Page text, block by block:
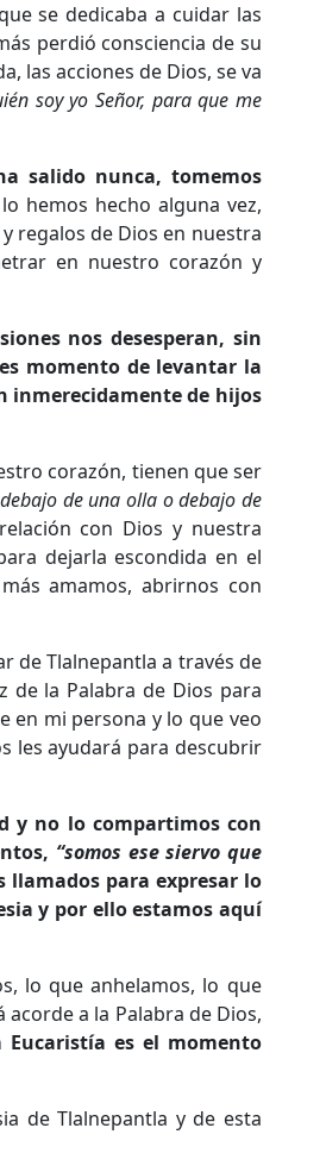
se dedicaba a cuidar las
perdió consciencia de su
las acciones de Dios, se va
soy yo Señor, para que me
salido nunca, tomemos
hemos hecho alguna vez,
regalos de Dios en nuestra
en nuestro corazón y
nos desesperan, sin
momento de levantar la
inmerecidamente de hijos
corazón, tienen que ser
de una olla o debajo de
con Dios y nuestra
dejarla escondida en el
amamos, abrirnos con
de Tlalnepantla a través de
de la Palabra de Dios para
en mi persona y lo que veo
les ayudará para descubrir
y no lo compartimos con
“somos ese siervo que
llamados para expresar lo
y por ello estamos aquí
lo que anhelamos, lo que
a la Palabra de Dios,
Eucaristía es el momento
de Tlalnepantla y de esta